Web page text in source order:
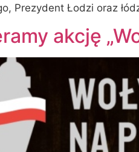
Prezydent Łodzi oraz
akcję